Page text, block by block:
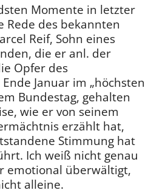
Momente in letzter
Rede des bekannten
Reif, Sohn eines
die er anl. der
Opfer des
Januar im „höchsten
Bundestag, gehalten
wie er von seinem
erzählt hat,
Stimmung hat
Ich weiß nicht genau
emotional überwältigt,
alleine.